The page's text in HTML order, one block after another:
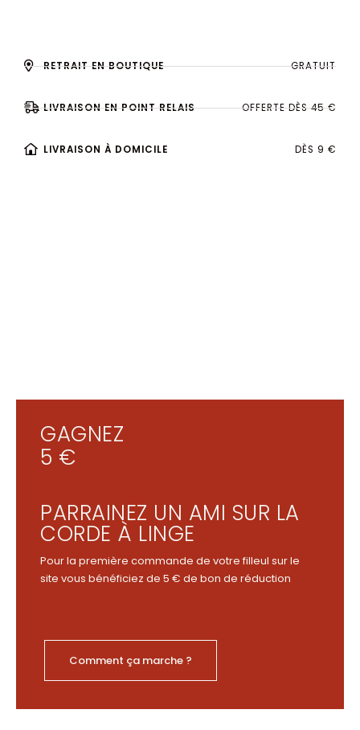
RETRAIT EN BOUTIQUE GRATUIT
LIVRAISON EN POINT RELAIS OFFERTE DÈS 45 €
LIVRAISON À DOMICILE DÈS 9 €
GAGNEZ
5 €
PARRAINEZ UN AMI SUR LA
CORDE À LINGE
Pour la première commande de votre filleul sur le
site vous bénéficiez de 5 € de bon de réduction
Comment ça marche ?